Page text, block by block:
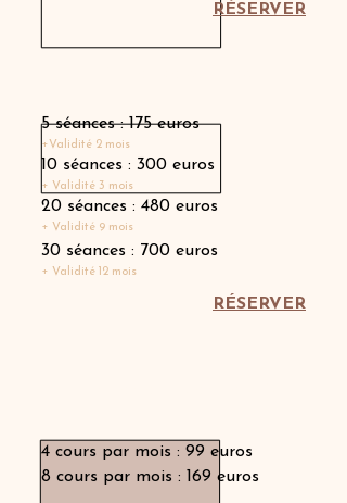
RÉSERVER
5 séances : 175 euros
+Validité 2 mois
10 séances : 300 euros
+ Validité 3 mois
20 séances : 480 euros
+ Validité 9 mois
30 séances : 700 euros
+ Validité 12 mois
RÉSERVER
4 cours par mois : 99 euros
8 cours par mois : 169 euros